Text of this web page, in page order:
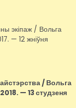
экіпаж / Вольга
— 12 жніўня
/ Вольга
— 13 студзеня